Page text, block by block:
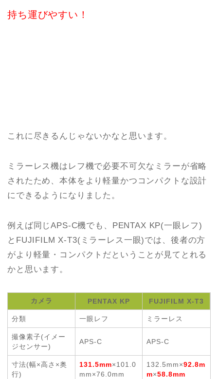
持ち運びやすい！
これに尽きるんじゃないかなと思います。
ミラーレス機はレフ機で必要不可欠なミラーが省略
されたため、本体をより軽量かつコンパクトな設計
にできるようになりました。
例えば同じAPS-C機でも、PENTAX KP(一眼レフ)
とFUJIFILM X-T3(ミラーレス一眼)では、後者の方
がより軽量・コンパクトだということが見てとれる
かと思います。
カメラ PENTAX KP FUJIFILM X-T3
分類 一眼レフ ミラーレス
撮像素子(イメー
ジセンサー)
APS-C APS-C
寸法(幅×高さ×奥
行)
131.5mm×101.0
mm×76.0mm
132.5mm×92.8m
m×58.8mm